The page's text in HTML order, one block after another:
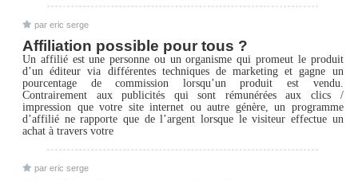
par eric serge
Affiliation possible pour tous ?
Un affilié est une personne ou un organisme qui promeut le produit
d’un éditeur via différentes techniques de marketing et gagne un
pourcentage de commission lorsqu’un produit est vendu.
Contrairement aux publicités qui sont rémunérées aux clics /
impression que votre site internet ou autre génère, un programme
d’affilié ne rapporte que de l’argent lorsque le visiteur effectue un
achat à travers votre
par eric serge